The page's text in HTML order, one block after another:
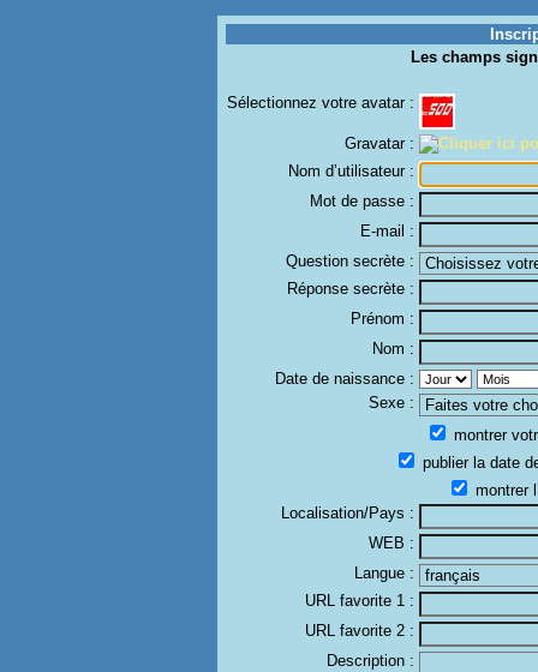
Les champs
Sélectionnez votre avatar :
Gravatar :
Nom d’utilisateur :
Mot de passe :
E-mail :
Question secrète :
Réponse secrète :
Prénom :
Nom :
Date de naissance :
Sexe :
montrer
publier la date
montrer
Localisation/Pays :
WEB :
Langue :
URL favorite 1 :
URL favorite 2 :
Description :